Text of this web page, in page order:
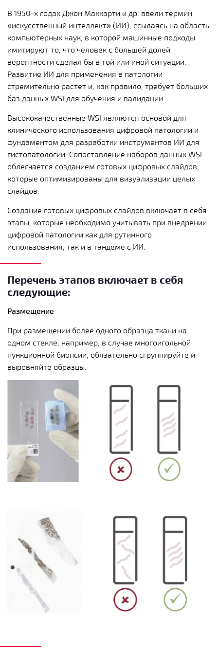
В 1950-х годах Джон Маккарти и др. ввели термин
«искусственный интеллект» (ИИ), ссылаясь на область
компьютерных наук, в которой машинные подходы
имитируют то, что человек с большей долей
вероятности сделал бы в той или иной ситуации.
Развитие ИИ для применения в патологии
стремительно растет и, как правило, требует больших
баз данных WSI для обучения и валидации.
Высококачественные WSI являются основой для
клинического использования цифровой патологии и
фундаментом для разработки инструментов ИИ для
гистопатологии. Сопоставление наборов данных WSI
облегчается созданием готовых цифровых слайдов,
которые оптимизированы для визуализации целых
слайдов.
Создание готовых цифровых слайдов включает в себя
этапы, которые необходимо учитывать при внедрении
цифровой патологии как для рутинного
использования, так и в тандеме с ИИ.
Перечень этапов включает в себя
следующие:
Размещение
При размещении более одного образца ткани на
одном стекле, например, в случае многоигольной
пункционной биопсии, обязательно сгруппируйте и
выровняйте образцы.